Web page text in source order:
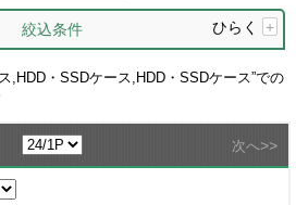
絞込条件 ひらく +
,HDD・SSDケース,HDD・SSDケース”での
次へ>>